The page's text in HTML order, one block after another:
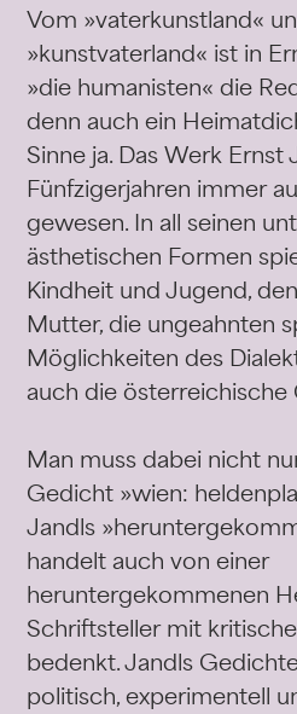
Vom »vaterkunstland«
»kunstvaterland« ist in
»die humanisten« die
denn auch ein
Sinne ja. Das Werk Ernst
Fünfzigerjahren immer
gewesen. In all seinen
ästhetischen Formen
Kindheit und Jugend,
Mutter, die ungeahnten
Möglichkeiten des
auch die österreichische
Man muss dabei nicht
Gedicht »wien:
Jandls
handelt auch von einer
heruntergekommenen
Schriftsteller mit
bedenkt. Jandls
politisch, experimentell